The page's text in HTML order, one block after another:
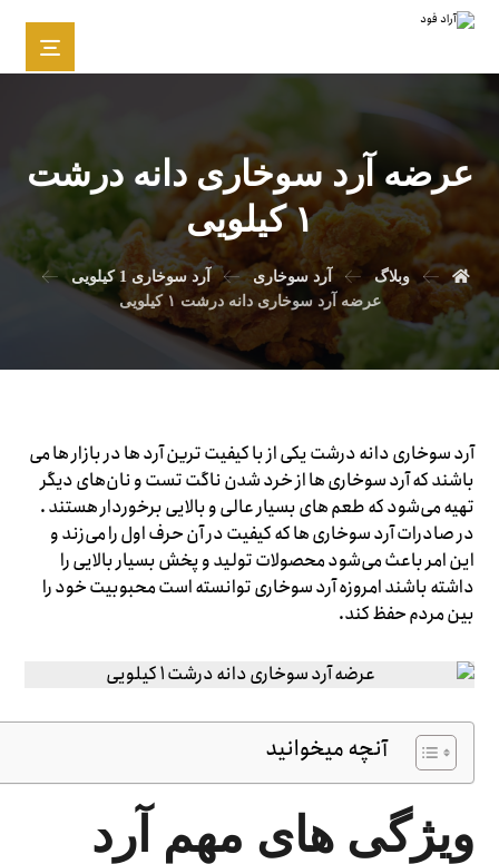
عرضه آرد سوخاری دانه درشت
۱ کیلویی
وبلاگ آرد سوخاری
آرد سوخاری 1 کیلویی
عرضه آرد سوخاری دانه درشت ۱ کیلویی
آرد سوخاری دانه درشت یکی از با کیفیت ترین آرد ها در بازار ها می
باشند که آرد سوخاری ها از خرد شدن ناگت تست و نان‌های دیگر
تهیه می‌شود که طعم های بسیار عالی و بالایی برخوردار هستند .
در صادرات آرد سوخاری ها که کیفیت در آن حرف اول را می‌زند و
این امر باعث می‌شود محصولات تولید و پخش بسیار بالایی را
داشته باشند امروزه آرد سوخاری توانسته است محبوبیت خود را
بین مردم حفظ کند.
آنچه میخوانید
ویژگی های مهم آرد